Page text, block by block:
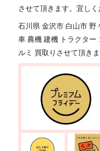
させて頂きます。宜しく
石川県 金沢市 白山市 野
車 農機 建機 トラクター
ルミ 買取りさせて頂き